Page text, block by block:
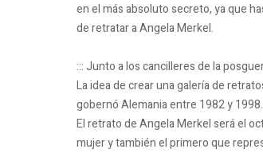
en el más absoluto secreto, ya que
de retratar a Angela Merkel.
::: Junto a los cancilleres de la
La idea de crear una galería de
gobernó Alemania entre 1982 y 1998.
El retrato de Angela Merkel será el
mujer y también el primero que